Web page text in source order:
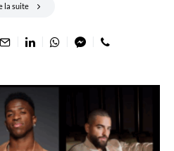
la suite